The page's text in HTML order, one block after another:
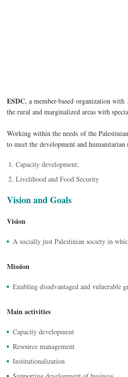
ESDC, a member-based organization
the rural and marginalized areas with
Working within the needs of the
to meet the development and
Capacity development;
Livelihood and Food Security
Vision and Goals
Vision
A socially just Palestinian society in
Mission
Enabling disadvantaged and vulnerable
Main activities
Capacity development
Resource management
Institutionalization